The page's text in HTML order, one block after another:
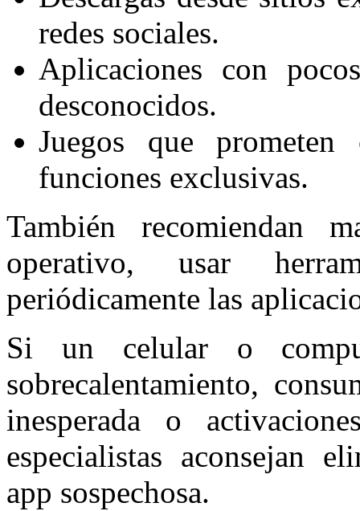
redes sociales.
Aplicaciones con
desconocidos.
Juegos que
funciones exclusivas.
También recomiendan
operativo, usar
periódicamente las
Si un celular o
sobrecalentamiento,
inesperada o
especialistas aconsejan
app sospechosa.